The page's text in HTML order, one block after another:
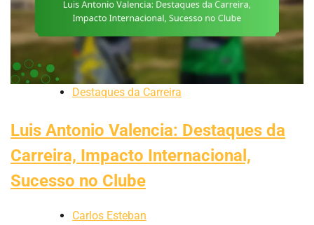
Destaques da Carreira
Luis Antonio Valencia: Destaques da
Carreira, Impacto Internacional,
Sucesso no Clube
Carlos Esteban